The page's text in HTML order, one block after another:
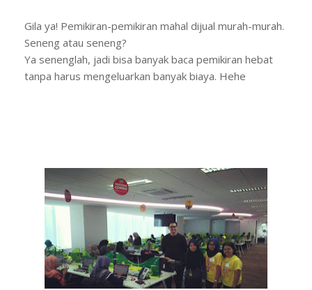
Gila ya! Pemikiran-pemikiran mahal dijual murah-murah.
Seneng atau seneng?
Ya senenglah, jadi bisa banyak baca pemikiran hebat
tanpa harus mengeluarkan banyak biaya. Hehe